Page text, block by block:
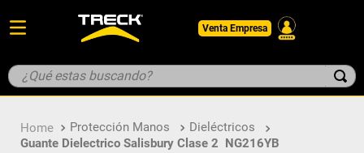
Venta Empresa
¿Qué estas buscando?
Protección Manos
Dieléctricos
Guante Dielectrico Salisbury Clase 2 NG216YB
1. botin